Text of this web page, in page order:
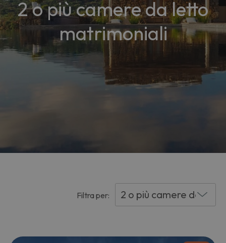
2 o più camere da letto
matrimoniali
Filtra per: